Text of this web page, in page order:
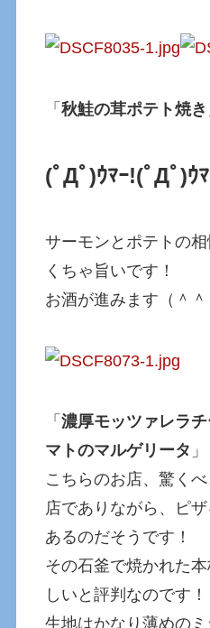
「秋鮭の茸ポテト焼き
(ﾟДﾟ)ｳﾏｰ!(ﾟДﾟ)ｳ
サーモンとポテトの
くちゃ旨いです！
お酒が進みます（＾＾
「濃厚モッツァレラ
マトのマルゲリータ
こちらのお店、驚く
店でありながら、ピ
あるのだそうです！
その石釜で焼かれた
しいと評判なのです！
生地はかなり薄めのミ